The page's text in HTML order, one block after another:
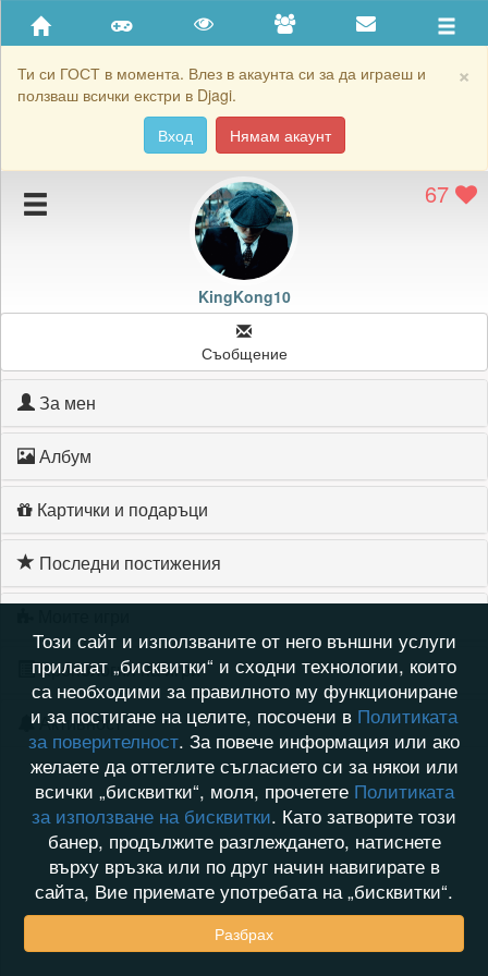
×
Ти си ГОСТ в момента. Влез в акаунта си за да играеш и
ползваш всички екстри в Djagi.
Вход
Нямам акаунт
Приятели
Хронология на игри
Подаръците на KingKong10
Картичките на KingKong10
Блокирай KingKong10
67
KingKong10
Съобщение
За мен
Албум
Картички и подаръци
Последни постижения
Хронология на игри
Активност
Този сайт и използваните от него външни услуги
прилагат „бисквитки“ и сходни технологии, които
са необходими за правилното му функциониране
и за постигане на целите, посочени в Политиката
за поверителност. За повече информация или ако
желаете да оттеглите съгласието си за някои или
всички „бисквитки“, моля, прочетете Политиката
за използване на бисквитки. Като затворите този
банер, продължите разглеждането, натиснете
върху връзка или по друг начин навигирате в
сайта, Вие приемате употребата на „бисквитки“.
Разбрах